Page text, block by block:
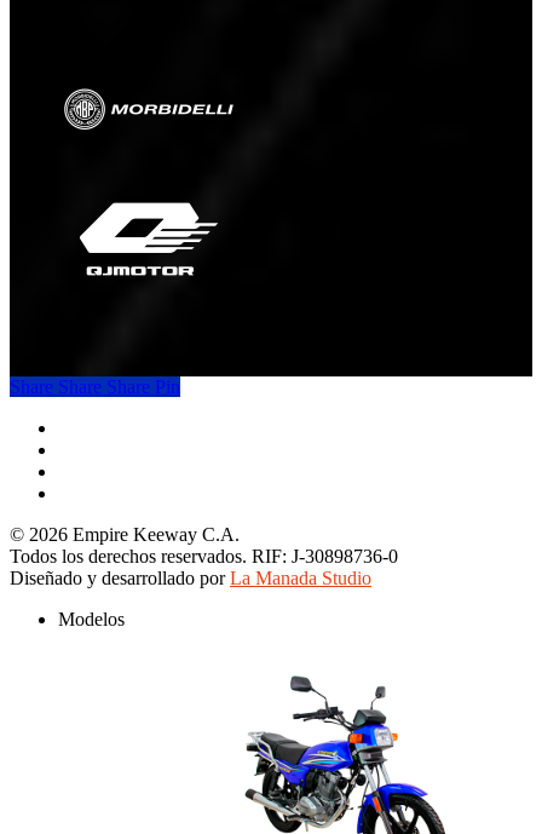
Share Share Share Pin
© 2026 Empire Keeway C.A.
Todos los derechos reservados. RIF: J-30898736-0
Diseñado y desarrollado porLa Manada Studio
Close
Modelos